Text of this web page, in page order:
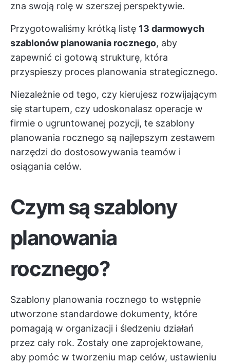
zna swoją rolę w szerszej perspektywie.
Przygotowaliśmy krótką listę 13 darmowych
szablonów planowania rocznego, aby
zapewnić ci gotową strukturę, która
przyspieszy proces planowania strategicznego.
Niezależnie od tego, czy kierujesz rozwijającym
się startupem, czy udoskonalasz operacje w
firmie o ugruntowanej pozycji, te szablony
planowania rocznego są najlepszym zestawem
narzędzi do dostosowywania teamów i
osiągania celów.
Czym są szablony
planowania
rocznego?
Szablony planowania rocznego to wstępnie
utworzone standardowe dokumenty, które
pomagają w organizacji i śledzeniu działań
przez cały rok. Zostały one zaprojektowane,
aby pomóc w tworzeniu map celów, ustawieniu